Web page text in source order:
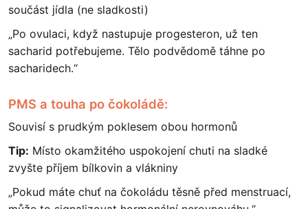
součást jídla (ne sladkosti)
„Po ovulaci, když nastupuje progesteron, už ten
sacharid potřebujeme. Tělo podvědomě táhne po
sacharidech.“
PMS a touha po čokoládě:
Souvisí s prudkým poklesem obou hormonů
Tip: Místo okamžitého uspokojení chuti na sladké
zvyšte příjem bílkovin a vlákniny
„Pokud máte chuť na čokoládu těsně před menstruací,